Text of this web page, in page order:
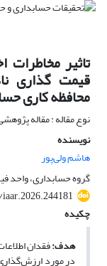
تاثیر مخاطرات
قیمت­ گذاری
محافظه ­کاری
نوع مقاله : مقاله
نویسنده
هاشم ولی‌پور
گروه حسابداری، واحد
چکیده
هدف:فقدان
در مورد